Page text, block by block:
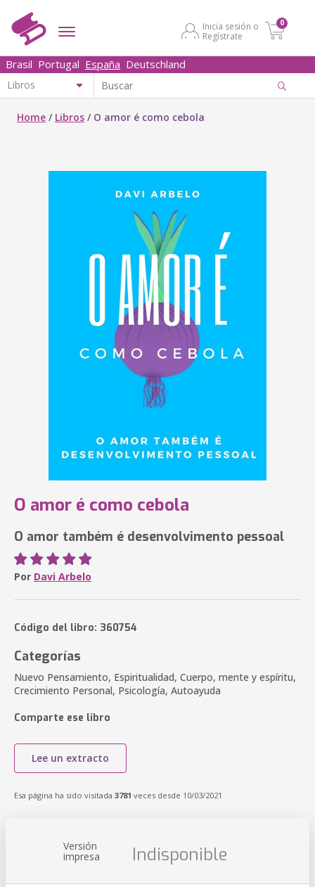
Inicia sesión o
Regístrate
0
Brasil Portugal España Deutschland
Home / Libros / O amor é como cebola
O amor é como cebola
O amor também é desenvolvimento pessoal
Por Davi Arbelo
Código del libro: 360754
Categorías
Nuevo Pensamiento, Espiritualidad, Cuerpo, mente y espíritu,
Crecimiento Personal, Psicología, Autoayuda
Comparte ese libro
Lee un extracto
Esa página ha sido visitada 3781 veces desde 10/03/2021
Versión
impresa Indisponible